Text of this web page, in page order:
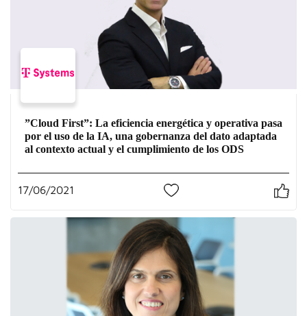
”Cloud First”: La eficiencia energética y operativa pasa
por el uso de la IA, una gobernanza del dato adaptada
al contexto actual y el cumplimiento de los ODS
17/06/2021